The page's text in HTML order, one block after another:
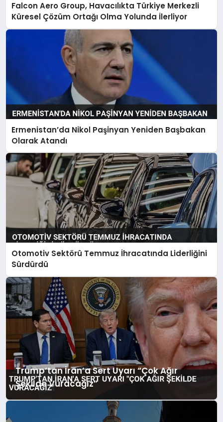
Falcon Aero Group, Havacılıkta Türkiye Merkezli
Küresel Çözüm Ortağı Olma Yolunda İlerliyor
Ermenistan’da Nikol Paşinyan Yeniden Başbakan
Olarak Atandı
Otomotiv Sektörü Temmuz İhracatında Liderliğini
Sürdürdü
Trump’tan İran’a Sert Uyarı “Çok Ağır
Şekilde Vuracağız”